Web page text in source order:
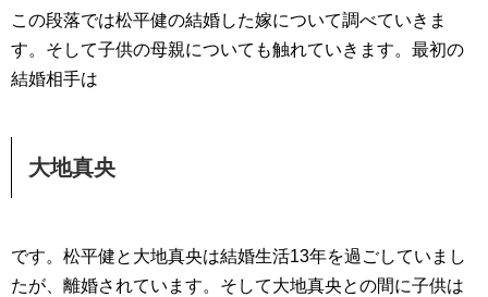
この段落では松平健の結婚した嫁について調べていきま
す。そして子供の母親についても触れていきます。最初の
結婚相手は
大地真央
です。松平健と大地真央は結婚生活13年を過ごしていまし
たが、離婚されています。そして大地真央との間に子供は